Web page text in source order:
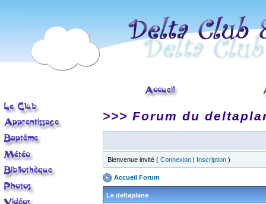
>>> Forum du
Bienvenue invité ( Connexion | Inscription )
Accueil Forum
Le deltaplane